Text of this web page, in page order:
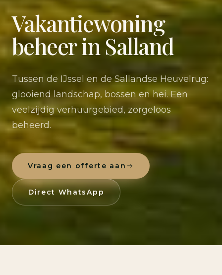
Vakantiewoning
beheer in Salland
Tussen de IJssel en de Sallandse Heuvelrug:
glooiend landschap, bossen en hei. Een
veelzijdig verhuurgebied, zorgeloos
beheerd.
Vraag een offerte aan
Direct WhatsApp